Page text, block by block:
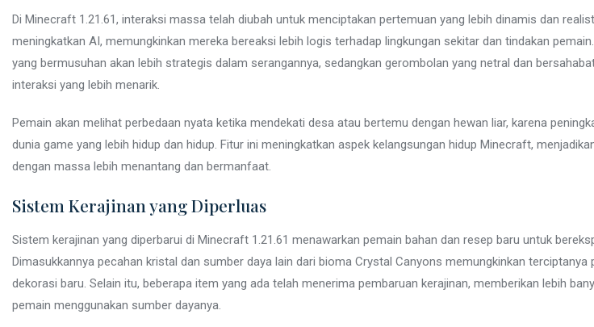
Di Minecraft 1.21.61, interaksi massa telah diubah untuk menciptakan pertemuan yang lebih dinamis dan
meningkatkan AI, memungkinkan mereka bereaksi lebih logis terhadap lingkungan sekitar dan tindakan
yang bermusuhan akan lebih strategis dalam serangannya, sedangkan gerombolan yang netral dan
interaksi yang lebih menarik.
Pemain akan melihat perbedaan nyata ketika mendekati desa atau bertemu dengan hewan liar, karena
dunia game yang lebih hidup dan hidup. Fitur ini meningkatkan aspek kelangsungan hidup Minecraft,
dengan massa lebih menantang dan bermanfaat.
Sistem Kerajinan yang Diperluas
Sistem kerajinan yang diperbarui di Minecraft 1.21.61 menawarkan pemain bahan dan resep baru untuk
Dimasukkannya pecahan kristal dan sumber daya lain dari bioma Crystal Canyons memungkinkan terciptanya
dekorasi baru. Selain itu, beberapa item yang ada telah menerima pembaruan kerajinan, memberikan lebih
pemain menggunakan sumber dayanya.